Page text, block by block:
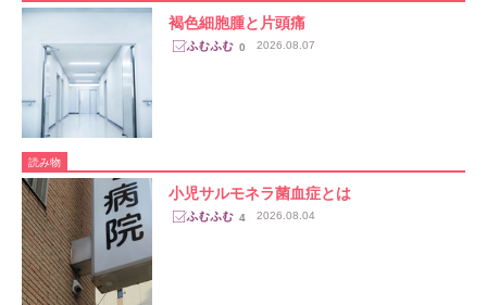
褐色細胞腫と片頭痛
0 2026.08.07
読み物
小児サルモネラ菌血症とは
4 2026.08.04